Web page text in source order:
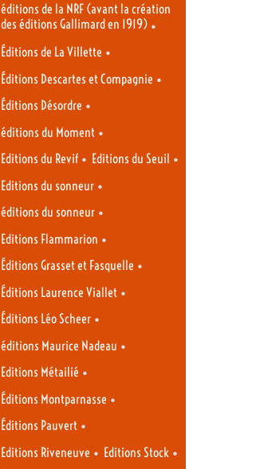
éditions de la NRF (avant la création
des éditions Gallimard en 1919) •
Éditions de La Villette •
Éditions Descartes et Compagnie •
Éditions Désordre •
éditions du Moment •
Editions du Revif • Editions du Seuil •
Editions du sonneur •
éditions du sonneur •
Editions Flammarion •
Éditions Grasset et Fasquelle •
Éditions Laurence Viallet •
Éditions Léo Scheer •
éditions Maurice Nadeau •
Editions Métailié •
Éditions Montparnasse •
Éditions Pauvert •
Editions Riveneuve • Editions Stock •